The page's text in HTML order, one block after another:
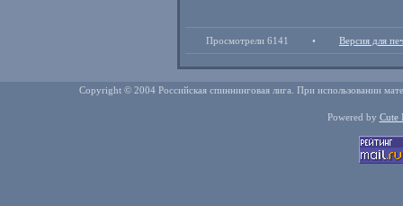
Просмотрели 6141 • Версия для
Copyright © 2004 Российская спиннинговая лига. При использовании
Powered by Cute